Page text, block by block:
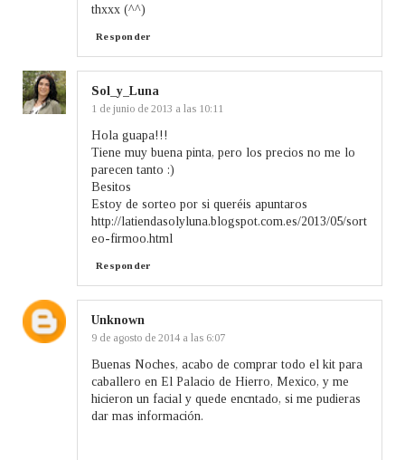
thxxx (^^)
Responder
Sol_y_Luna
1 de junio de 2013 a las 10:11
Hola guapa!!!
Tiene muy buena pinta, pero los precios no me lo
parecen tanto :)
Besitos
Estoy de sorteo por si queréis apuntaros
http://latiendasolyluna.blogspot.com.es/2013/05/sort
eo-firmoo.html
Responder
Unknown
9 de agosto de 2014 a las 6:07
Buenas Noches, acabo de comprar todo el kit para
caballero en El Palacio de Hierro, Mexico, y me
hicieron un facial y quede encntado, si me pudieras
dar mas información.